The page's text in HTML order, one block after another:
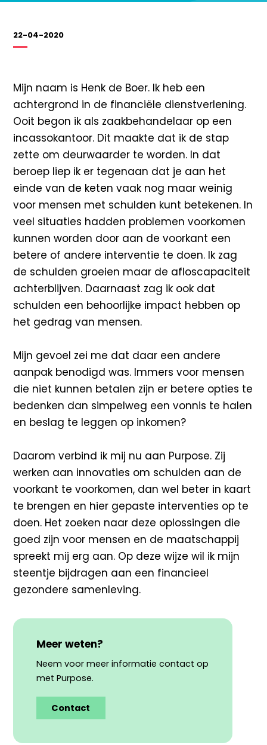
22-04-2020
Mijn naam is Henk de Boer. Ik heb een
achtergrond in de financiële dienstverlening.
Ooit begon ik als zaakbehandelaar op een
incassokantoor. Dit maakte dat ik de stap
zette om deurwaarder te worden. In dat
beroep liep ik er tegenaan dat je aan het
einde van de keten vaak nog maar weinig
voor mensen met schulden kunt betekenen. In
veel situaties hadden problemen voorkomen
kunnen worden door aan de voorkant een
betere of andere interventie te doen. Ik zag
de schulden groeien maar de afloscapaciteit
achterblijven. Daarnaast zag ik ook dat
schulden een behoorlijke impact hebben op
het gedrag van mensen.
Mijn gevoel zei me dat daar een andere
aanpak benodigd was. Immers voor mensen
die niet kunnen betalen zijn er betere opties te
bedenken dan simpelweg een vonnis te halen
en beslag te leggen op inkomen?
Daarom verbind ik mij nu aan Purpose. Zij
werken aan innovaties om schulden aan de
voorkant te voorkomen, dan wel beter in kaart
te brengen en hier gepaste interventies op te
doen. Het zoeken naar deze oplossingen die
goed zijn voor mensen en de maatschappij
spreekt mij erg aan. Op deze wijze wil ik mijn
steentje bijdragen aan een financieel
gezondere samenleving.
Meer weten?
Neem voor meer informatie contact op
met Purpose.
Contact